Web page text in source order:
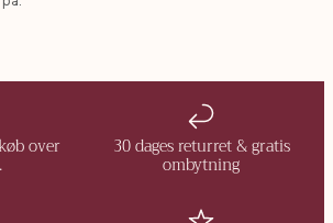
over 30 dages returret & gratis
ombytning